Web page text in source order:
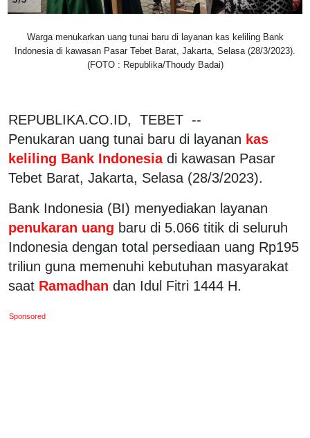
Warga menukarkan uang tunai baru di layanan kas keliling Bank
Indonesia di kawasan Pasar Tebet Barat, Jakarta, Selasa (28/3/2023).
(FOTO : Republika/Thoudy Badai)
REPUBLIKA.CO.ID, TEBET --
Penukaran uang tunai baru di layanan kas
keliling Bank Indonesia di kawasan Pasar
Tebet Barat, Jakarta, Selasa (28/3/2023).
Bank Indonesia (BI) menyediakan layanan
penukaran uang baru di 5.066 titik di seluruh
Indonesia dengan total persediaan uang Rp195
triliun guna memenuhi kebutuhan masyarakat
saat Ramadhan dan Idul Fitri 1444 H.
Sponsored